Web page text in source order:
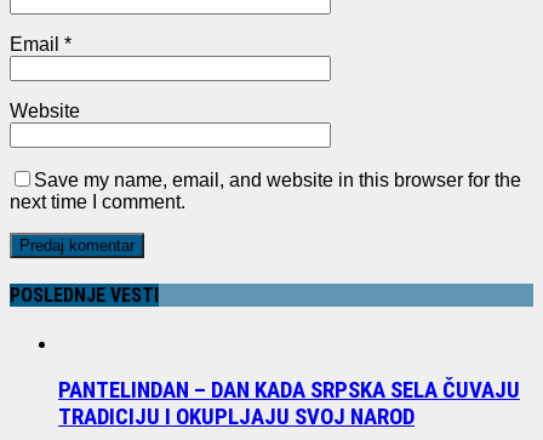
Email *
Website
Save my name, email, and website in this browser for the
next time I comment.
POSLEDNJE VESTI
PANTELINDAN – DAN KADA SRPSKA SELA ČUVAJU
TRADICIJU I OKUPLJAJU SVOJ NAROD